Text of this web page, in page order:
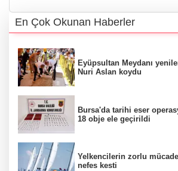
En Çok Okunan Haberler
Eyüpsultan Meydanı
Nuri Aslan koydu
Bursa'da tarihi eser
18 obje ele geçirildi
Yelkencilerin zorlu
nefes kesti